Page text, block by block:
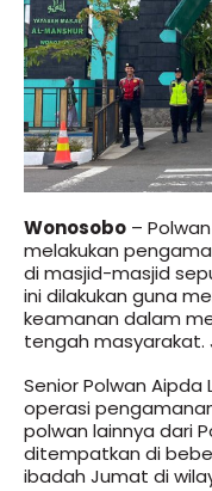
Wonosobo –
melakukan
di masjid-masjid
ini dilakukan guna
keamanan dalam
tengah masyarakat.
Senior Polwan
operasi
polwan lainnya dari
ditempatkan di
ibadah Jumat di